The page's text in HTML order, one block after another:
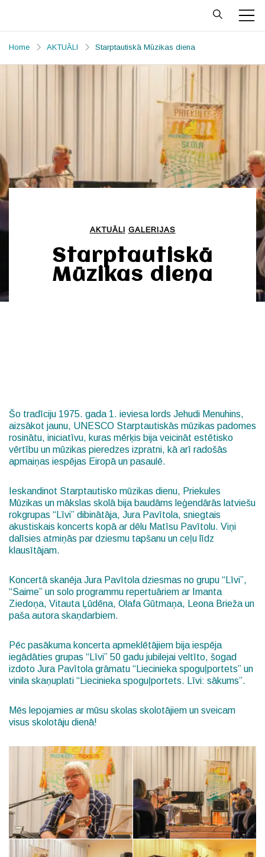
content
MŪZIKAS un
MĀKSLAS
Home AKTUĀLI Starptautiskā Mūzikas diena
AKTUĀLI GALERIJAS
Starptautiskā
Mūzikas diena
Šo tradīciju 1975. gada 1. ieviesa lords Jehudi Menuhins,
aizsākot jaunu, UNESCO Starptautiskās mūzikas padomes
rosinātu, iniciatīvu, kuras mērķis bija veicināt estētisko
vērtību un mūzikas pieredzes izpratni, kā arī radošās
apmaiņas iespējas Eiropā un pasaulē.
Ieskandinot Starptautisko mūzikas dienu, Priekules
Mūzikas un mākslas skolā bija baudāms leģendārās latviešu
rokgrupas “Līvi” dibinātāja, Jura Pavītola, sniegtais
akustiskais koncerts kopā ar dēlu Matīsu Pavītolu. Viņi
dalīsies atmiņās par dziesmu tapšanu un ceļu līdz
klausītājam.
Koncertā skanēja Jura Pavītola dziesmas no grupu “Līvi”,
“Saime” un solo programmu repertuāriem ar Imanta
Ziedoņa, Vitauta Ļūdēna, Olafa Gūtmaņa, Leona Brieža un
paša autora skaņdarbiem.
Pēc pasākuma koncerta apmeklētājiem bija iespēja
iegādāties grupas “Līvi” 50 gadu jubilejai veltīto, šogad
izdoto Jura Pavītola grāmatu “Liecinieka spoguļportets” un
vinila skaņuplati “Liecinieka spoguļportets. Līvi: sākums”.
Mēs lepojamies ar mūsu skolas skolotājiem un sveicam
visus skolotāju dienā!